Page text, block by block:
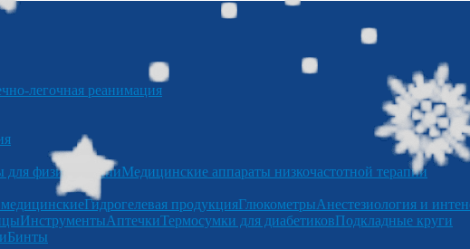
реанимация
для физиотерапииМедицинские аппараты низкочастотной терапии
Гидрогелевая продукцияГлюкометрыАнестезиология и
ИнструментыАптечкиТермосумки для диабетиковПодкладные круги
Бинты